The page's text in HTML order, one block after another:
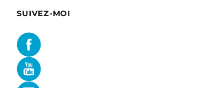
SUIVEZ-MOI